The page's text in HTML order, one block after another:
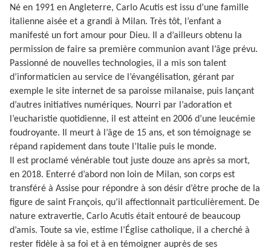
Né en 1991 en Angleterre, Carlo Acutis est issu d’une famille
italienne aisée et a grandi à Milan. Très tôt, l’enfant a
manifesté un fort amour pour Dieu. Il a d’ailleurs obtenu la
permission de faire sa première communion avant l’âge prévu.
Passionné de nouvelles technologies, il a mis son talent
d’informaticien au service de l’évangélisation, gérant par
exemple le site internet de sa paroisse milanaise, puis lançant
d’autres initiatives numériques. Nourri par l’adoration et
l’eucharistie quotidienne, il est atteint en 2006 d’une leucémie
foudroyante. Il meurt à l’âge de 15 ans, et son témoignage se
répand rapidement dans toute l’Italie puis le monde.
Il est proclamé vénérable tout juste douze ans après sa mort,
en 2018. Enterré d’abord non loin de Milan, son corps est
transféré à Assise pour répondre à son désir d’être proche de la
figure de saint François, qu’il affectionnait particulièrement. De
nature extravertie, Carlo Acutis était entouré de beaucoup
d’amis. Toute sa vie, estime l’Église catholique, il a cherché à
rester fidèle à sa foi et à en témoigner auprès de ses